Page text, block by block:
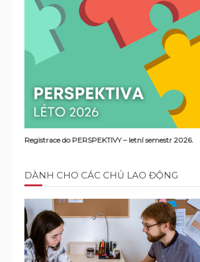
Registrace do PERSPEKTIVY – letní semestr 2026.
DÀNH CHO CÁC CHỦ LAO ĐỘNG